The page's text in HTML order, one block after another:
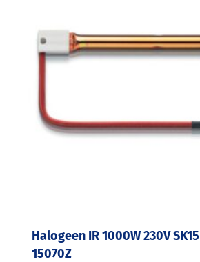
Halogeen IR 1000W 230V
15070Z